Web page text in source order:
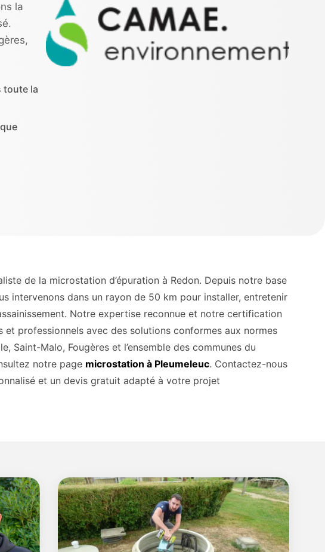
la
toute la
de la microstation d’épuration à Redon. Depuis notre base
intervenons dans un rayon de 50 km pour installer, entretenir
Notre expertise reconnue et notre certification
et professionnels avec des solutions conformes aux normes
Saint-Malo, Fougères et l’ensemble des communes du
notre page microstation à Pleumeleuc. Contactez-nous
et un devis gratuit adapté à votre projet